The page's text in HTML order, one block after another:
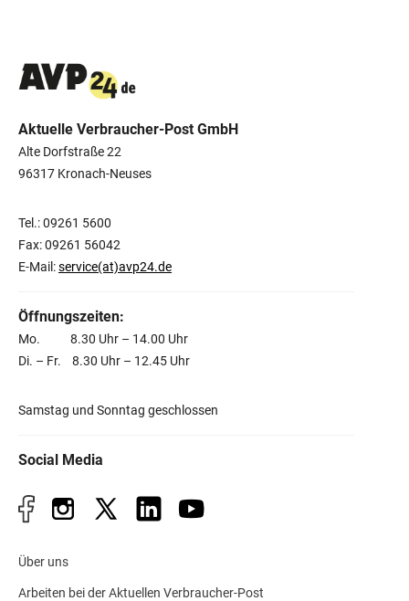
Aktuelle Verbraucher-Post GmbH
Alte Dorfstraße 22
96317 Kronach-Neuses
Tel.: 09261 5600
Fax: 09261 56042
E-Mail:service(at)avp24.de
Öffnungszeiten:
Mo. 8.30 Uhr – 14.00 Uhr
Di. – Fr. 8.30 Uhr – 12.45 Uhr
Samstag und Sonntag geschlossen
Social Media
Über uns
Arbeiten bei der Aktuellen Verbraucher-Post